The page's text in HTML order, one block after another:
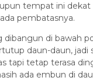
tempat ini
pembatasnya.
dibangun di bawah
daun-daun,
tapi tetap terasa
ada embun di